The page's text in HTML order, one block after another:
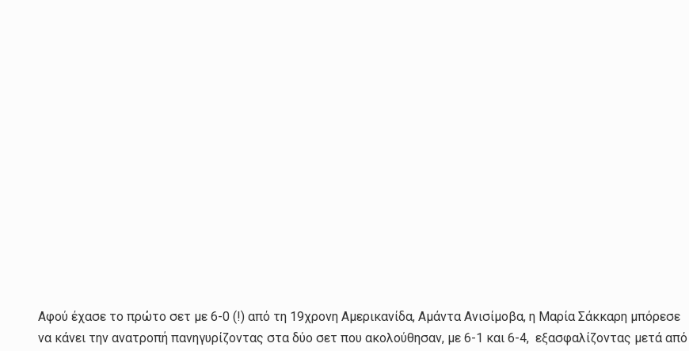
Αφού έχασε το πρώτο σετ με 6-0 (!) από τη 19χρονη Αμερικανίδα, Αμάντα Ανισίμοβα, η Μαρία Σάκκαρη μπόρεσε
να κάνει την ανατροπή πανηγυρίζοντας στα δύο σετ που ακολούθησαν, με 6-1 και 6-4, εξασφαλίζοντας μετά από